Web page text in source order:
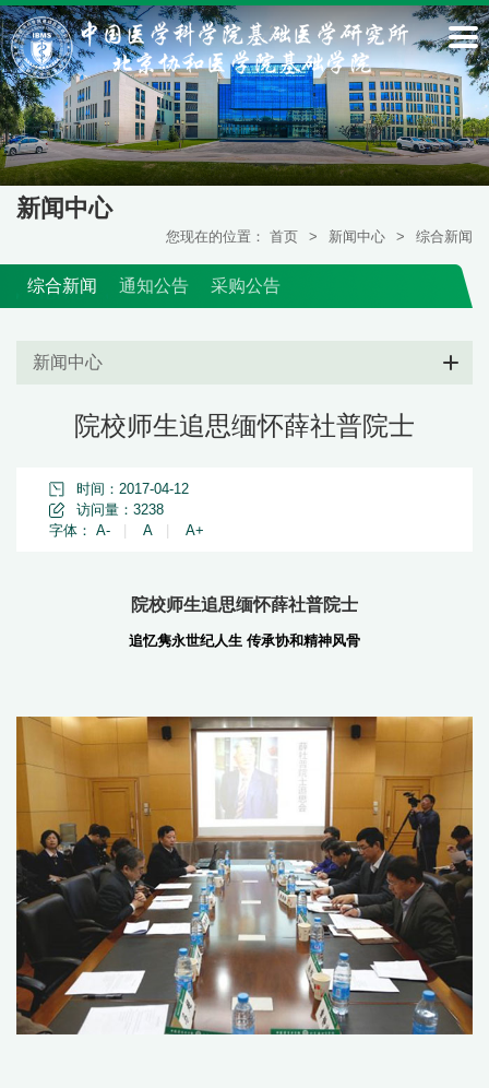
新闻中心
您现在的位置： 首页 > 新闻中心 > 综合新闻
综合新闻 通知公告 采购公告
新闻中心
院校师生追思缅怀薛社普院士
时间：2017-04-12
访问量： 3238
字体： A- A A+
院校师生追思缅怀薛社普院士
追忆隽永世纪人生 传承协和精神风骨